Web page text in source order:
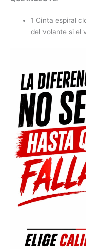
1 Cinta espiral
del volante si el